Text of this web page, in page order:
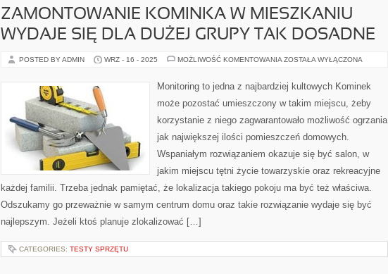
ZAMONTOWANIE KOMINKA W MIESZKANIU
WYDAJE SIĘ DLA DUŻEJ GRUPY TAK DOSADNE
POSTED BY ADMIN WRZ - 16 - 2025 MOŻLIWOŚĆ KOMENTOWANIA ZAMONTOWANIE
MIESZKANIU
WYDAJE
DLA
GRUPY
DOSADNE
ZOSTAŁA WYŁĄCZONA
Monitoring to jedna z najbardziej kultowych Kominek
może pozostać umieszczony w takim miejscu, żeby
korzystanie z niego zagwarantowało możliwość ogrzania
jak największej ilości pomieszczeń domowych.
Wspaniałym rozwiązaniem okazuje się być salon, w
jakim miejscu tętni życie towarzyskie oraz rekreacyjne
każdej familii. Trzeba jednak pamiętać, że lokalizacja takiego pokoju ma być też właściwa.
Odszukamy go przeważnie w samym centrum domu oraz takie rozwiązanie wydaje się być
najlepszym. Jeżeli ktoś planuje zlokalizować […]
CATEGORIES: TESTY SPRZĘTU